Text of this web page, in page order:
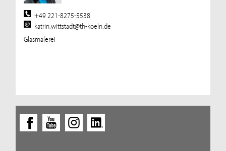
+49 221-8275-5538
katrin.wittstadt@th-koeln.de
Glasmalerei